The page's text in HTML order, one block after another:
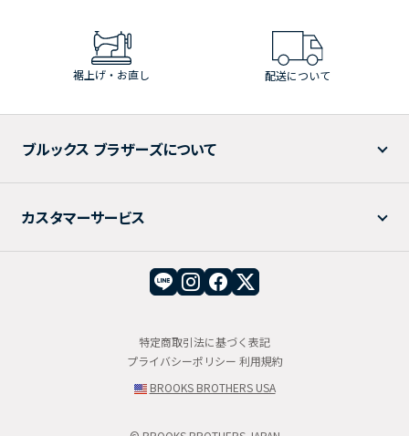
裾上げ・お直し 配送について
ブルックス ブラザーズについて
カスタマーサービス
特定商取引法に基づく表記
プライバシーポリシー 利用規約
BROOKS BROTHERS USA